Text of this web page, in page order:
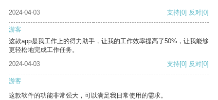
2024-04-03 支持[0] 反对[0]
游客
这款app是我工作上的得力助手，让我的工作效率提高了50%，让我能够
更轻松地完成工作任务。
2024-04-03
支持[0] 反对[0]
游客
这款软件的功能非常强大，可以满足我日常使用的需求。